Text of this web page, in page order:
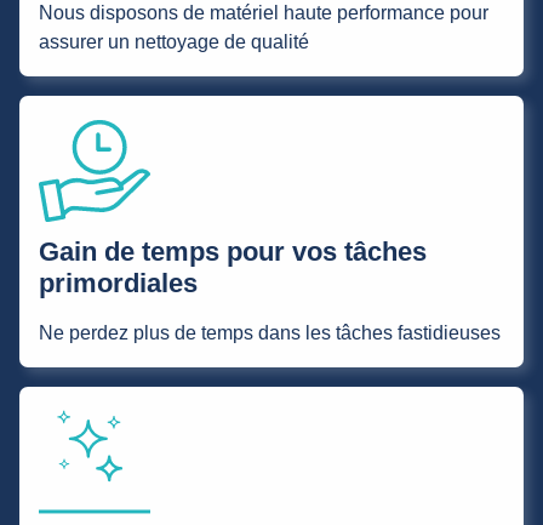
Nous disposons de matériel haute performance pour
assurer un nettoyage de qualité
Gain de temps pour vos tâches
primordiales
Ne perdez plus de temps dans les tâches fastidieuses